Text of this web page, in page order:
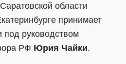
области
принимает
под руководством
РФ Юрия Чайки.